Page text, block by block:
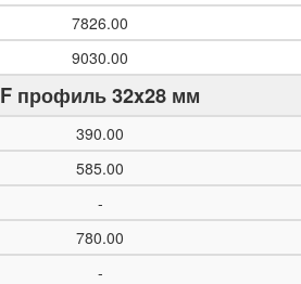
7826.00
9030.00
F профиль 32x28 мм
390.00
585.00
-
780.00
-